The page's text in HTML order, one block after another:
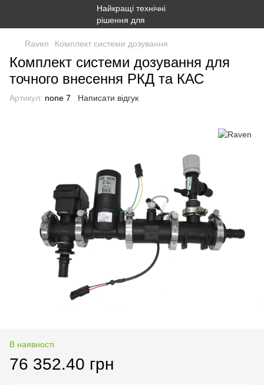
Raven Комплект системи дозування
Комплект системи дозування для
точного внесення РКД та КАС
Артикул: none 7 Написати відгук
В наявності
76 352.40 грн